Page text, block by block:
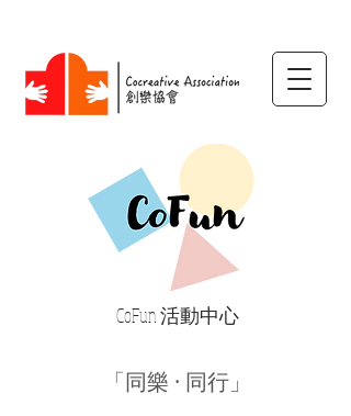
CoFun 活動中心
「同樂 · 同行」